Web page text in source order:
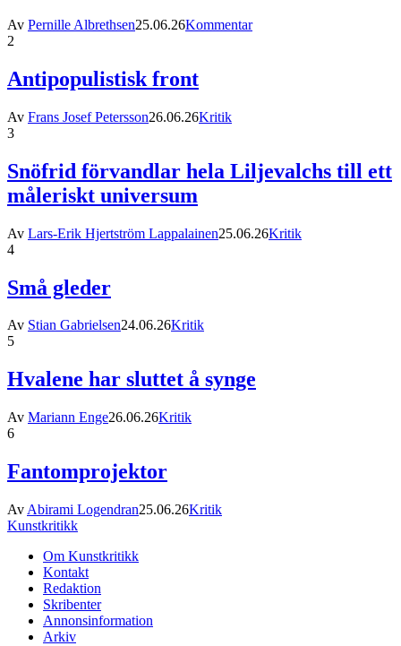
Av Pernille Albrethsen25.06.26Kommentar
2
Antipopulistisk front
Av Frans Josef Petersson26.06.26Kritik
3
Snöfrid förvandlar hela Liljevalchs till ett
måleriskt universum
Av Lars-Erik Hjertström Lappalainen25.06.26Kritik
4
Små gleder
Av Stian Gabrielsen24.06.26Kritik
5
Hvalene har sluttet å synge
Av Mariann Enge26.06.26Kritik
6
Fantomprojektor
Av Abirami Logendran25.06.26Kritik
Kunstkritikk
Om Kunstkritikk
Kontakt
Redaktion
Skribenter
Annonsinformation
Arkiv